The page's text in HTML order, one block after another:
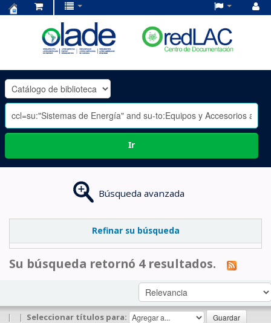
OLADE
-
Ir
Búsqueda avanzada
Refinar su búsqueda
Su búsqueda retornó 4 resultados.
| | Seleccionar títulos para: